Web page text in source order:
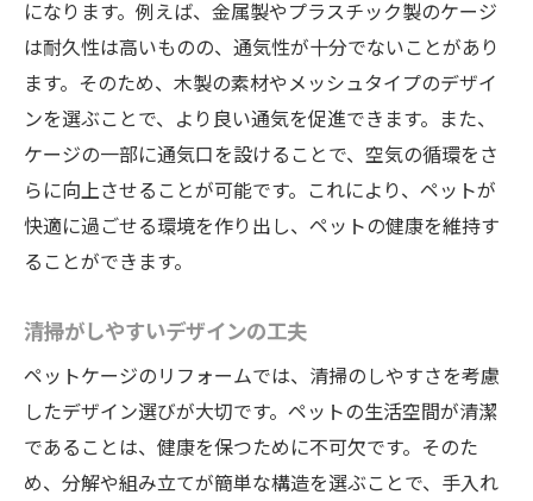
ペットと共に過ごす快適なリビングの提案
リフォーム後のペットの反応と飼い主の声
安らぎを感じるためのペットケージの改良
ペットと過ごす理想の空間を手に入れる
ペットのストレス軽減リフォームで叶えるリラ
ペットのストレスを軽減するための音環境
の工夫
安心感を与えるペットケージの色彩選び
ペットのリズムに合わせたライトの調整
パーソナルスペースを作り出すリフォーム
になります。例えば、金属製やプラスチック製のケージ
は耐久性は高いものの、通気性が十分でないことがあり
ます。そのため、木製の素材やメッシュタイプのデザイ
ンを選ぶことで、より良い通気を促進できます。また、
ケージの一部に通気口を設けることで、空気の循環をさ
らに向上させることが可能です。これにより、ペットが
快適に過ごせる環境を作り出し、ペットの健康を維持す
ることができます。
清掃がしやすいデザインの工夫
ペットケージのリフォームでは、清掃のしやすさを考慮
したデザイン選びが大切です。ペットの生活空間が清潔
であることは、健康を保つために不可欠です。そのた
め、分解や組み立てが簡単な構造を選ぶことで、手入れ